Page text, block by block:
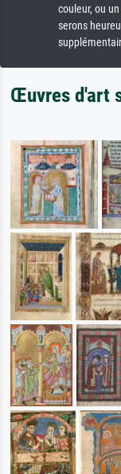
couleur, ou
serons
Œuvres d'art